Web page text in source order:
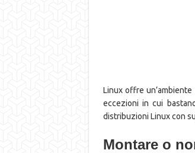
Linux offre
eccezioni in cui
distribuzioni Linux con
Montare o